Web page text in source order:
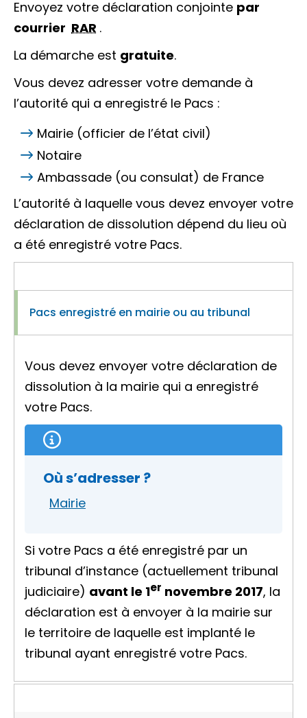
Envoyez votre déclaration conjointe par
courrier RAR .
La démarche est gratuite.
Vous devez adresser votre demande à
l’autorité qui a enregistré le Pacs :
Mairie (officier de l’état civil)
Notaire
Ambassade (ou consulat) de France
L’autorité à laquelle vous devez envoyer votre
déclaration de dissolution dépend du lieu où
a été enregistré votre Pacs.
Pacs enregistré en mairie ou au tribunal
Vous devez envoyer votre déclaration de
dissolution à la mairie qui a enregistré
votre Pacs.
Où s’adresser ?
Mairie
Si votre Pacs a été enregistré par un
tribunal d’instance (actuellement tribunal
judiciaire) avant le 1er novembre 2017, la
déclaration est à envoyer à la mairie sur
le territoire de laquelle est implanté le
tribunal ayant enregistré votre Pacs.